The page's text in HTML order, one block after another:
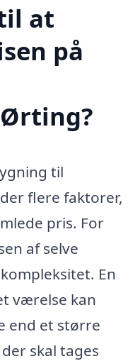
at
på
til
flere faktorer,
pris. For
af selve
En
værelse kan
end et større
skal tages